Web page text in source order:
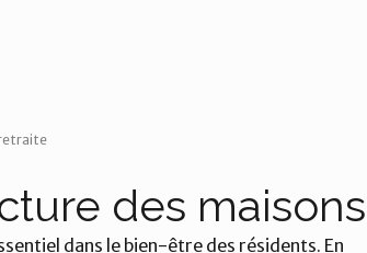
des
dans le bien-être des résidents. En